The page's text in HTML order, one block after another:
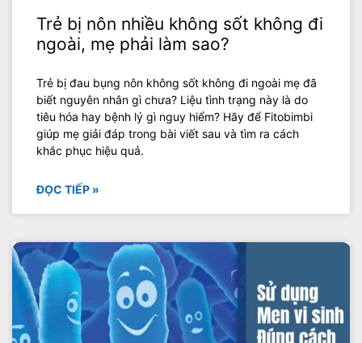
Trẻ bị nôn nhiều không sốt không đi
ngoài, mẹ phải làm sao?
Trẻ bị đau bụng nôn không sốt không đi ngoài mẹ đã
biết nguyên nhân gì chưa? Liệu tình trạng này là do
tiêu hóa hay bệnh lý gì nguy hiểm? Hãy để Fitobimbi
giúp mẹ giải đáp trong bài viết sau và tìm ra cách
khắc phục hiệu quả.
ĐỌC TIẾP »